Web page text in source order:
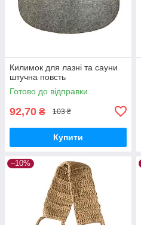
Килимок для лазні та сауни
штучна повсть
Готово до відправки
92,70 ₴ 103 ₴
Купити
–10%